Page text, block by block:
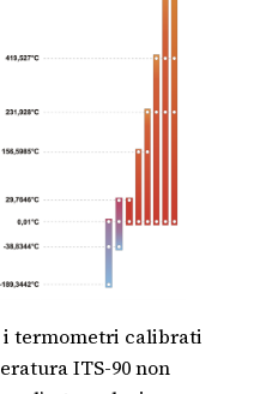
i termometri calibrati
ITS-90 non